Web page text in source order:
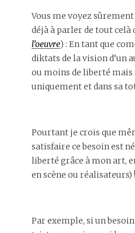
Vous me voyez
déjà à parler de tout celà
l’oeuvre) : En tant que
diktats de la vision d’un
ou moins de liberté mais
uniquement et dans sa
Pourtant je crois que
satisfaire ce besoin est
liberté grâce à mon art,
en scène ou réalisateurs) !
Par exemple, si un